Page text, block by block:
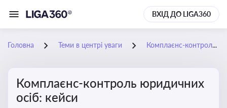
ВХІД ДО LIGA360
Головна Теми в центрі уваги Комплаєнс-контроль юридичних осіб: кейси
Комплаєнс-контроль юридичних
осіб: кейси